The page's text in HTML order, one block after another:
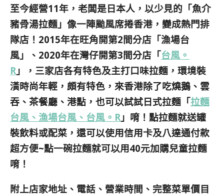
至今經營11年，老闆是日本人，以少見的「魚介
豬骨湯拉麵」像一陣颱風席捲香港，變成熱門排
隊店！2015年在旺角開第2間分店「漁場台
風」、2020年在灣仔開第3間分店「台風。
R」，三家店各有特色及主打口味拉麵，環境裝
潢時尚年輕，頗有特色，來香港除了吃燒鵝、雲
吞、茶餐廳、港點，也可以試試日式拉麵「拉麵
台風、漁場台風、台風。R」唷！點拉麵就送罐
裝飲料或配菜，還可以使用信用卡及八達通付款
超方便~點一碗拉麵就可以用40元加購兒童拉麵
唷！
附上店家地址、電話、營業時間、完整菜單價目